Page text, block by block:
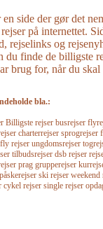
side der gør det
på internettet.
rejselinks og
du finde de billigste
brug for, når du skal
bla.:
Billigste rejser busrejser
charterrejser
rejser ungdomsrejser
tilbudsrejser dsb rejser
prag grupperejser
ski rejser
cykel rejser single rejser